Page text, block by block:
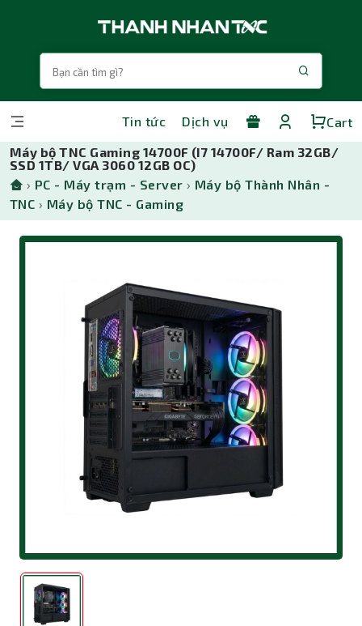
Tin tức Dịch vụ
Cart
Máy bộ TNC Gaming 14700F (I7 14700F/ Ram 32GB/
SSD 1TB/ VGA 3060 12GB OC)
› PC - Máy trạm - Server › Máy bộ Thành Nhân -
TNC › Máy bộ TNC - Gaming